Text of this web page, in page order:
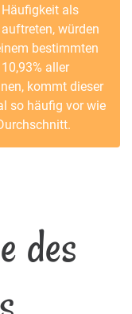
als
würden
bestimmten
aller
kommt dieser
so häufig vor wie
des